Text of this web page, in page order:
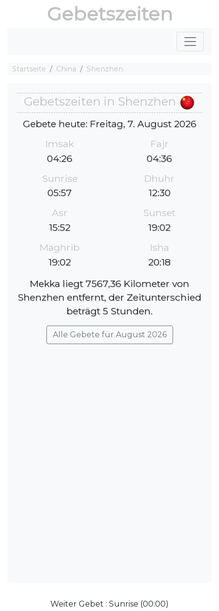
Gebetszeiten
Startseite China Shenzhen
Gebetszeiten in Shenzhen
Gebete heute: Freitag, 7. August 2026
Imsak
04:26
Fajr
04:36
Sunrise
05:57
Dhuhr
12:30
Asr
15:52
Sunset
19:02
Maghrib
19:02
Isha
20:18
Mekka liegt 7567,36 Kilometer von
Shenzhen entfernt, der Zeitunterschied
beträgt 5 Stunden.
Alle Gebete für August 2026
Weiter Gebet : Sunrise (00:00)